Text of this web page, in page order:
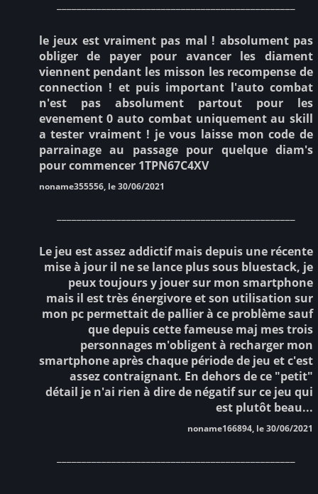
le jeux est vraiment pas mal ! absolument pas
obliger de payer pour avancer les diament
viennent pendant les misson les recompense de
connection ! et puis important l'auto combat
n'est pas absolument partout pour les
evenement 0 auto combat uniquement au skill
a tester vraiment ! je vous laisse mon code de
parrainage au passage pour quelque diam's
pour commencer 1TPN67C4XV
noname355556, le 30/06/2021
Le jeu est assez addictif mais depuis une récente
mise à jour il ne se lance plus sous bluestack, je
peux toujours y jouer sur mon smartphone
mais il est très énergivore et son utilisation sur
mon pc permettait de pallier à ce problème sauf
que depuis cette fameuse maj mes trois
personnages m'obligent à recharger mon
smartphone après chaque période de jeu et c'est
assez contraignant. En dehors de ce "petit"
détail je n'ai rien à dire de négatif sur ce jeu qui
est plutôt beau...
noname166894, le 30/06/2021